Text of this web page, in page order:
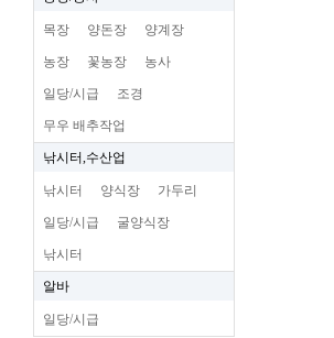
목장 양돈장 양계장
농장 꽃농장 농사
일당/시급 조경
무우 배추작업
낚시터,수산업
낚시터 양식장 가두리
일당/시급 굴양식장
낚시터
알바
일당/시급